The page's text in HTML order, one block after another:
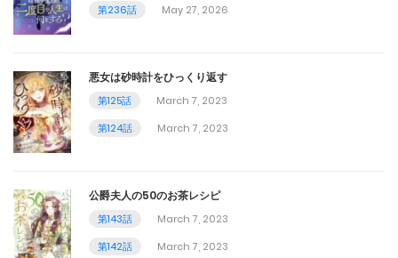
第236話
May 27, 2026
悪女は砂時計をひっくり返す
第125話
March 7, 2023
第124話
March 7, 2023
公爵夫人の50のお茶レシピ
第143話
March 7, 2023
第142話
March 7, 2023